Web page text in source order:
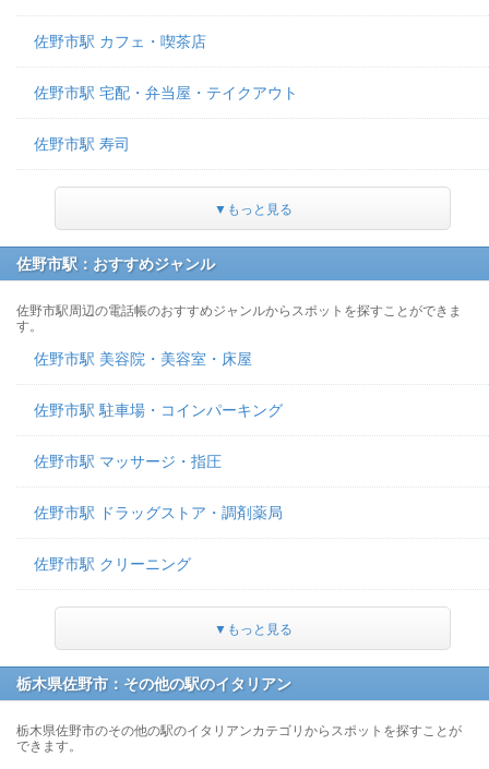
佐野市駅 カフェ・喫茶店
佐野市駅 宅配・弁当屋・テイクアウト
佐野市駅 寿司
▼もっと見る
佐野市駅：おすすめジャンル
佐野市駅周辺の電話帳のおすすめジャンルからスポットを探すことができま
す。
佐野市駅 美容院・美容室・床屋
佐野市駅 駐車場・コインパーキング
佐野市駅 マッサージ・指圧
佐野市駅 ドラッグストア・調剤薬局
佐野市駅 クリーニング
▼もっと見る
栃木県佐野市：その他の駅のイタリアン
栃木県佐野市のその他の駅のイタリアンカテゴリからスポットを探すことが
できます。